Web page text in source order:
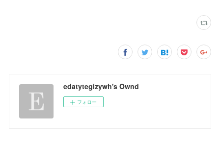
edatytegizywh's Ownd
フォロー